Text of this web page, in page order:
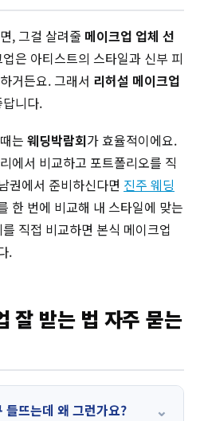
, 그걸 살려줄 메이크업 업체 선
은 아티스트의 스타일과 신부 피
거든요. 그래서 리허설 메이크업
니다.
는 웨딩박람회가 효율적이에요.
에서 비교하고 포트폴리오를 직
권에서 준비하신다면 진주 웨딩
한 번에 비교해 내 스타일에 맞는
직접 비교하면 본식 메이크업
.
잘 받는 법 자주 묻는
들뜨는데 왜 그런가요? ⌄